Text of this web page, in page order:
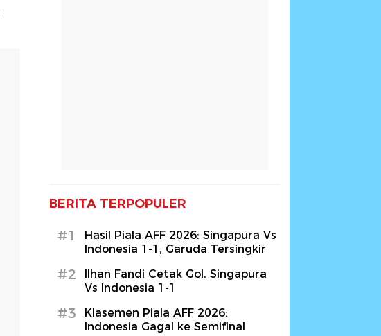
BERITA TERPOPULER
#1
Hasil Piala AFF 2026: Singapura Vs
Indonesia 1-1, Garuda Tersingkir
#2
Ilhan Fandi Cetak Gol, Singapura
Vs Indonesia 1-1
#3
Klasemen Piala AFF 2026:
Indonesia Gagal ke Semifinal